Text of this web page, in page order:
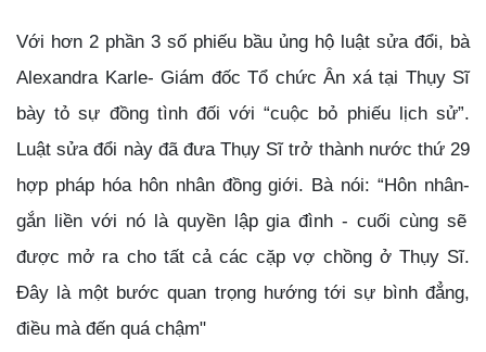
Với hơn 2 phần 3 số phiếu bầu ủng hộ luật sửa đổi, bà
Alexandra Karle- Giám đốc Tổ chức Ân xá tại Thụy Sĩ
bày tỏ sự đồng tìnhđối với “cuộc bỏ phiếu lịch sử”.
Luật sửa đổi này đãđưa Thụy Sĩ trở thànhnước thứ 29
hợp pháp hóahôn nhân đồng giới. Bà nói:“Hôn nhân-
gắn liền với nó là quyền lập gia đình - cuối cùng sẽ
được mở racho tất cả các cặp vợ chồng ở Thụy Sĩ.
Đây là một bước quan trọng hướng tới sựbình đẳng,
điều mà đến quá chậm"